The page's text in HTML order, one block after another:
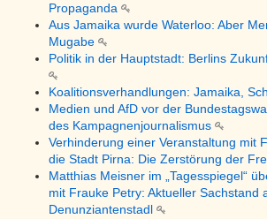
Propaganda
Aus Jamaika wurde Waterloo: Aber
Mugabe
Politik in der Hauptstadt: Berlins
Koalitionsverhandlungen: Jamaika,
Medien und AfD vor der
des Kampagnenjournalismus
Verhinderung einer Veranstaltung mit
die Stadt Pirna: Die Zerstörung der
Matthias Meisner im „Tagesspiegel“
mit Frauke Petry: Aktueller Sachstand
Denunziantenstadl